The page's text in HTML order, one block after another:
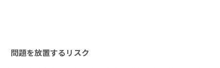
問題を放置するリスク